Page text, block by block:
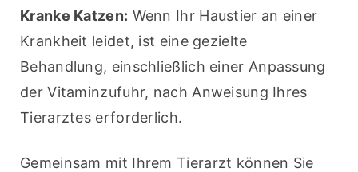
Kranke Katzen: Wenn Ihr Haustier an einer
Krankheit leidet, ist eine gezielte
Behandlung, einschließlich einer Anpassung
der Vitaminzufuhr, nach Anweisung Ihres
Tierarztes erforderlich.
Gemeinsam mit Ihrem Tierarzt können Sie